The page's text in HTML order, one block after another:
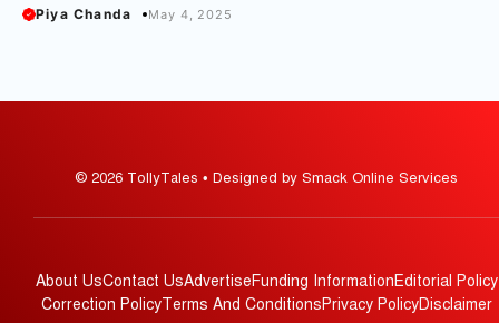
Piya Chanda May 4, 2025
© 2026 TollyTales • Designed by Smack Online Services
About UsContact UsAdvertiseFunding InformationEditorial Policy
Correction PolicyTerms And ConditionsPrivacy PolicyDisclaimer